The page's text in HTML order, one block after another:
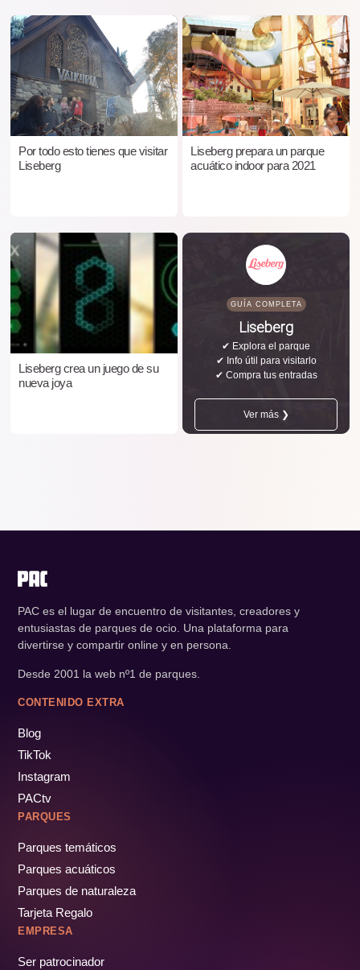
Por todo esto tienes que visitar
Liseberg
Liseberg prepara un parque
acuático indoor para 2021
Liseberg crea un juego de su
nueva joya
GUÍA COMPLETA
Liseberg
✔ Explora el parque
✔ Info útil para visitarlo
✔ Compra tus entradas
Ver más ❯
PAC es el lugar de encuentro de visitantes, creadores y
entusiastas de parques de ocio. Una plataforma para
divertirse y compartir online y en persona.
Desde 2001 la web nº1 de parques.
CONTENIDO EXTRA
Blog
TikTok
Instagram
PACtv
PARQUES
Parques temáticos
Parques acuáticos
Parques de naturaleza
Tarjeta Regalo
EMPRESA
Ser patrocinador